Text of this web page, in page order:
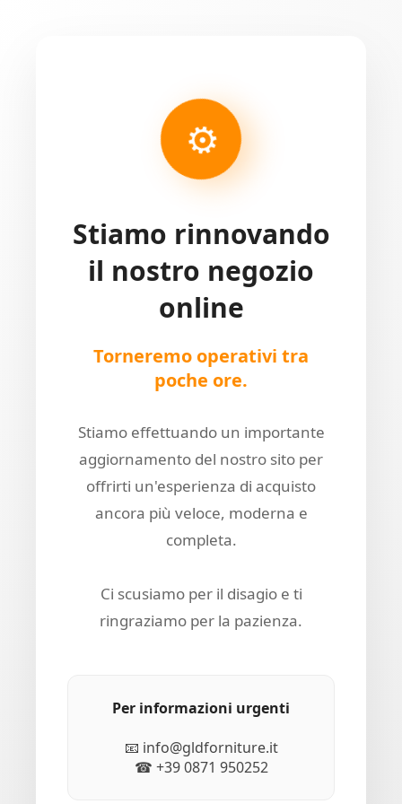
⚙
Stiamo rinnovando
il nostro negozio
online
Torneremo operativi tra
poche ore.
Stiamo effettuando un importante
aggiornamento del nostro sito per
offrirti un'esperienza di acquisto
ancora più veloce, moderna e
completa.
Ci scusiamo per il disagio e ti
ringraziamo per la pazienza.
Per informazioni urgenti
📧 info@gldforniture.it
☎ +39 0871 950252